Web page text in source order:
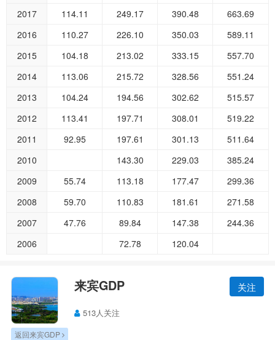
2017
114.11 249.17 390.48
663.69
2016
110.27 226.10 350.03
589.11
2015
104.18 213.02 333.15
557.70
2014
113.06 215.72 328.56
551.24
2013
104.24 194.56 302.62
515.57
2012
113.41 197.71 308.01
519.22
2011
92.95 197.61 301.13
511.64
2010
143.30 229.03
385.24
2009
55.74 113.18 177.47
299.36
2008
59.70 110.83 181.61
271.58
2007
47.76 89.84 147.38
244.36
2006
72.78 120.04
来宾GDP 关注
513人关注
返回来宾GDP